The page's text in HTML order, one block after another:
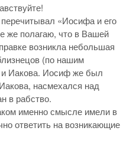
«Иосифа и его
же полагаю, что в Вашей
возникла небольшая
(по нашим
Иакова. Иосиф же был
насмехался над
в рабство.
именно смысле имели в
ответить на возникающие